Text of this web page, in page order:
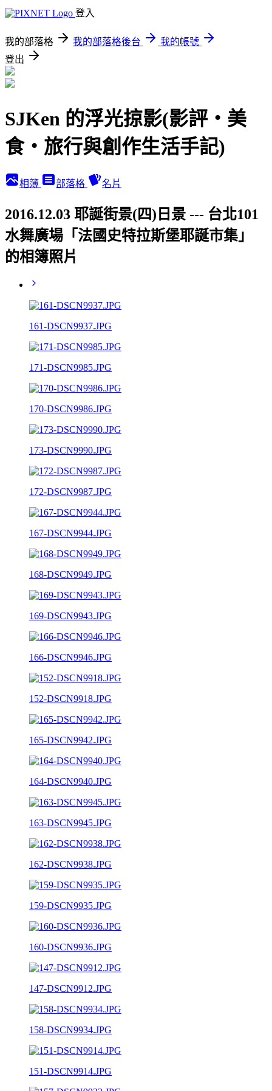
登入
我的部落格 我的部落格後台
我的帳號
登出
SJKen 的浮光掠影(影評‧美
食‧旅行與創作生活手記)
相簿 部落格 名片
2016.12.03 耶誕街景(四)日景 --- 台北101
水舞廣場「法國史特拉斯堡耶誕市集」
的相簿照片
161-DSCN9937.JPG
171-DSCN9985.JPG
170-DSCN9986.JPG
173-DSCN9990.JPG
172-DSCN9987.JPG
167-DSCN9944.JPG
168-DSCN9949.JPG
169-DSCN9943.JPG
166-DSCN9946.JPG
152-DSCN9918.JPG
165-DSCN9942.JPG
164-DSCN9940.JPG
163-DSCN9945.JPG
162-DSCN9938.JPG
159-DSCN9935.JPG
160-DSCN9936.JPG
147-DSCN9912.JPG
158-DSCN9934.JPG
151-DSCN9914.JPG